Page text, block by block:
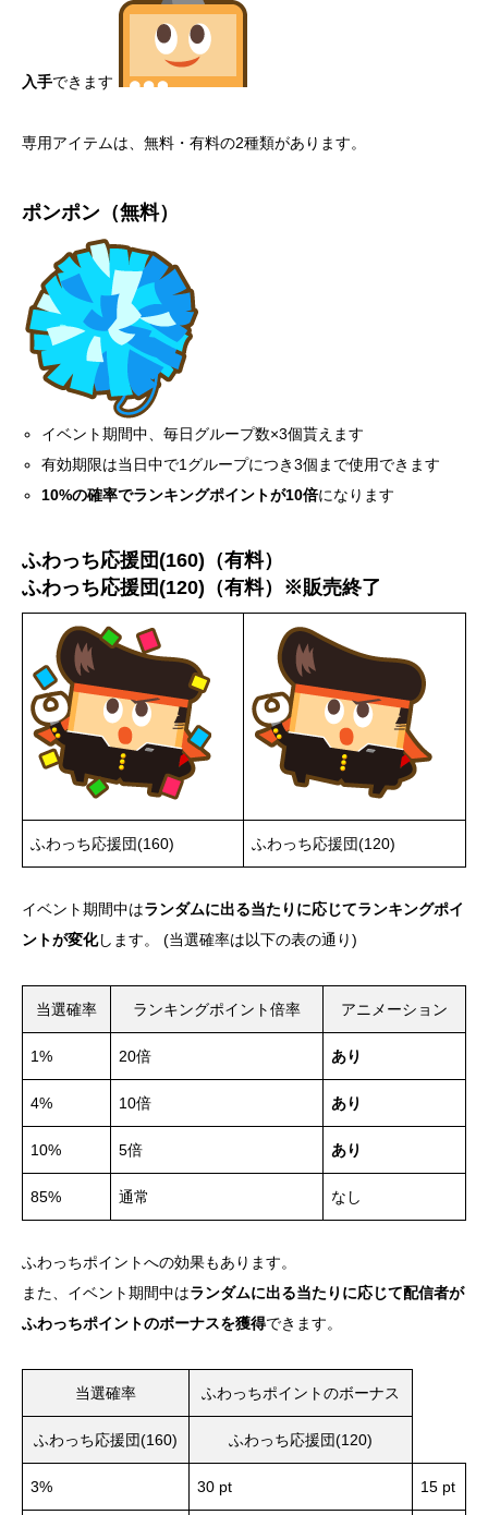
入手できます
専用アイテムは、無料・有料の2種類があります。
ポンポン（無料）
イベント期間中、毎日グループ数×3個貰えます
有効期限は当日中で1グループにつき3個まで使用できます
10%の確率でランキングポイントが10倍になります
ふわっち応援団(160)（有料）
ふわっち応援団(120)（有料）※販売終了
ふわっち応援団(160) ふわっち応援団(120)
イベント期間中はランダムに出る当たりに応じてランキングポイ
ントが変化します。 (当選確率は以下の表の通り)
当選確率 ランキングポイント倍率 アニメーション
1% 20倍 あり
4% 10倍 あり
10% 5倍 あり
85% 通常 なし
ふわっちポイントへの効果もあります。
また、イベント期間中はランダムに出る当たりに応じて配信者が
ふわっちポイントのボーナスを獲得できます。
当選確率 ふわっちポイントのボーナス
ふわっち応援団(160) ふわっち応援団(120)
3% 30 pt 15 pt